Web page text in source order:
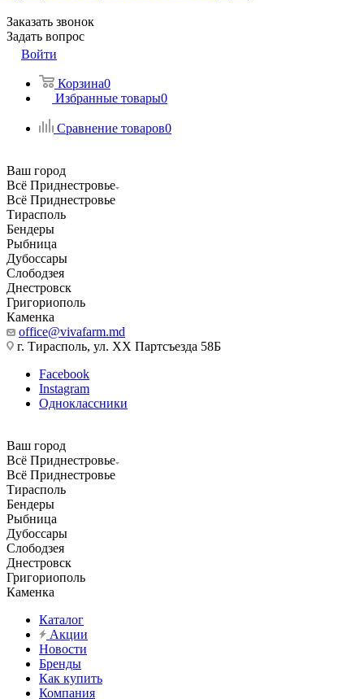
Заказать звонок
Задать вопрос
Войти
Корзина0
Избранные товары0
Сравнение товаров0
Ваш город
Всё Приднестровье
Всё Приднестровье
Тирасполь
Бендеры
Рыбница
Дубоссары
Слободзея
Днестровск
Григориополь
Каменка
office@vivafarm.md
г. Тирасполь, ул. ХХ Партсъезда 58Б
Facebook
Instagram
Одноклассники
Ваш город
Всё Приднестровье
Всё Приднестровье
Тирасполь
Бендеры
Рыбница
Дубоссары
Слободзея
Днестровск
Григориополь
Каменка
Каталог
Акции
Новости
Бренды
Как купить
Компания